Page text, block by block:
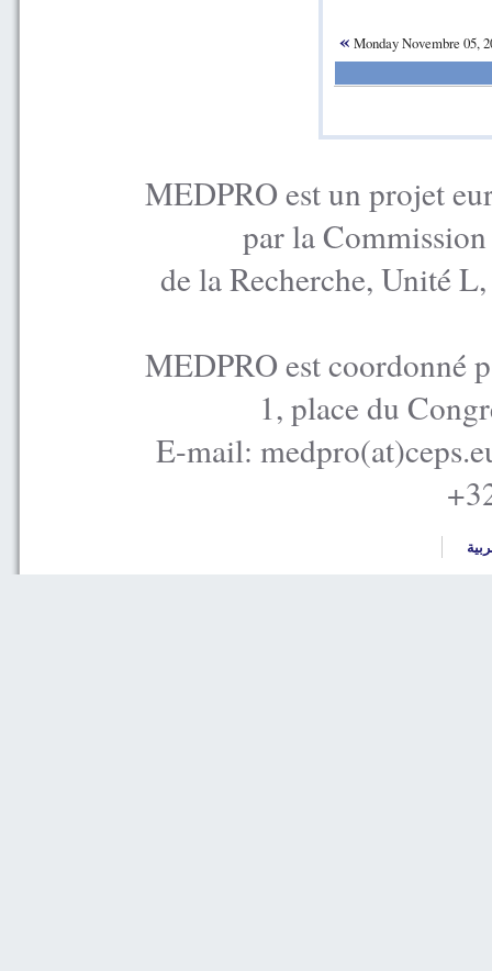
« Monday Novembre 05,
MEDPRO est un projet
par la
de la Recherche, Unité
MEDPRO est coordonné
1, place du
E-mail: